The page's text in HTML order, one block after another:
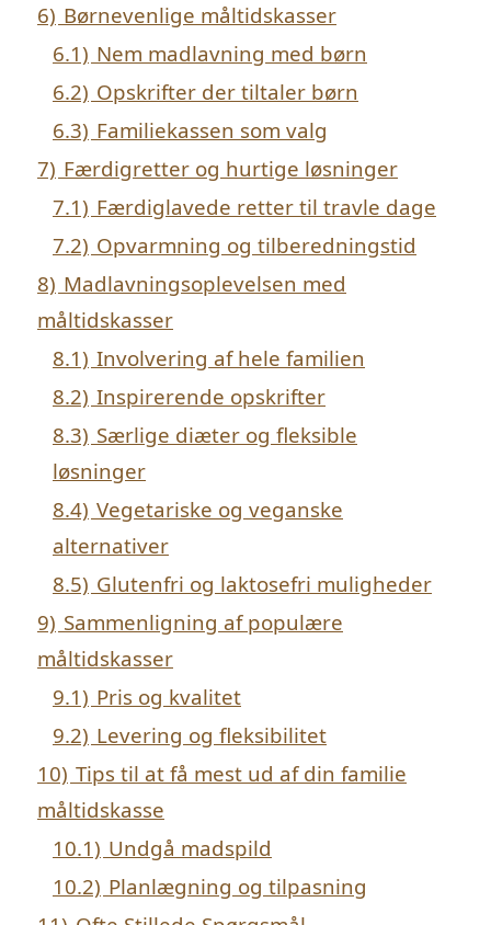
6) Børnevenlige måltidskasser
6.1) Nem madlavning med børn
6.2) Opskrifter der tiltaler børn
6.3) Familiekassen som valg
7) Færdigretter og hurtige løsninger
7.1) Færdiglavede retter til travle dage
7.2) Opvarmning og tilberedningstid
8) Madlavningsoplevelsen med
måltidskasser
8.1) Involvering af hele familien
8.2) Inspirerende opskrifter
8.3) Særlige diæter og fleksible
løsninger
8.4) Vegetariske og veganske
alternativer
8.5) Glutenfri og laktosefri muligheder
9) Sammenligning af populære
måltidskasser
9.1) Pris og kvalitet
9.2) Levering og fleksibilitet
10) Tips til at få mest ud af din familie
måltidskasse
10.1) Undgå madspild
10.2) Planlægning og tilpasning